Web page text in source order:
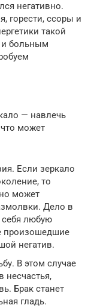
негативно.
горести, ссоры и
такой
и больным
— навлечь
может
Если зеркало
то
может
Дело в
себя любую
произошедшие
негатив.
В этом случае
несчастья,
Брак станет
гладь.